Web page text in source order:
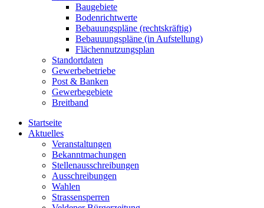
Baugebiete
Bodenrichtwerte
Bebauungspläne (rechtskräftig)
Bebauuungspläne (in Aufstellung)
Flächennutzungsplan
Standortdaten
Gewerbebetriebe
Post & Banken
Gewerbegebiete
Breitband
Startseite
Aktuelles
Veranstaltungen
Bekanntmachungen
Stellenausschreibungen
Ausschreibungen
Wahlen
Strassensperren